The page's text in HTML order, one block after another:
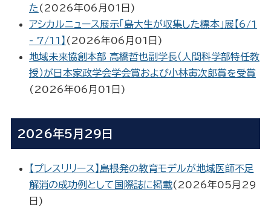
た ( 2026年06月01日 )
アシカルニュース展示「島大生が収集した標本」展【6/1
- 7/11】 ( 2026年06月01日 )
地域未来協創本部 高橋哲也副学長（人間科学部特任教
授）が日本家政学会学会賞および小林寅次郎賞を受賞
( 2026年06月01日 )
2026年5月29日
【プレスリリース】島根発の教育モデルが地域医師不足
解消の成功例として国際誌に掲載( 2026年05月29
日 )